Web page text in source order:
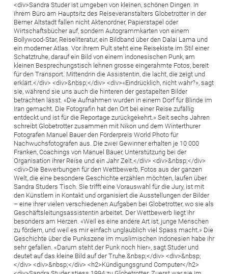
<div>Sandra Studer ist umgeben von kleinen, schönen Dingen. In
ihrem Büro am Hauptsitz des Reiseveranstalters Globetrotter in der
Berner Altstadt fallen nicht Aktenordner, Papierstapel oder
Wirtschaftsbücher auf, sondern Autogrammkarten von einem
Bollywood-Star, Reiseliteratur, ein Bildband über den Dalai Lama und
ein moderner Atlas. Vor ihrem Pult steht eine Reisekiste im Stil einer
Schatztruhe, darauf ein Bild von einem indonesischen Punk, am
kleinen Besprechungstisch lehnen grosse eingerahmte Fotos, bereit
für den Transport. Mittendrin die Assistentin, die lacht, die zeigt und
erklärt.</div> <div>&nbsp;</div> <div>«Eindrücklich, nicht wahr?», sagt
sie, während sie uns auch die hinteren der gestapelten Bilder
betrachten lässt. «Die Aufnahmen wurden in einem Dorf für Blinde im
Iran gemacht. Die Fotografin hat den Ort bei einer Reise zufällig
entdeckt und ist für die Reportage zurückgekehrt.» Seit sechs Jahren
schreibt Globetrotter zusammen mit Nikon und dem Winterthurer
Fotografen Manuel Bauer den Förderpreis World Photo für
Nachwuchsfotografen aus. Die zwei Gewinner erhalten je 10 000
Franken, Coachings von Manuel Bauer, Unterstützung bei der
Organisation ihrer Reise und ein Jahr Zeit.</div> <div>&nbsp;</div>
<div>Die Bewerbungen für den Wettbewerb, Fotos aus der ganzen
Welt, die eine besondere Geschichte erzählen möchten, laufen über
Sandra Studers Tisch. Sie trifft eine Vorauswahl für die Jury, ist mit
den Künstlern in Kontakt und organisiert die Ausstellungen der Bilder
– eine ihrer vielen verschiedenen Aufgaben bei Globetrotter, wo sie als
Geschäftsleitungsassistentin arbeitet. Der Wettbewerb liegt ihr
besonders am Herzen. «Weil es eine andere Art ist, junge Menschen
zu fördern, und weil es mir einfach unglaublich viel Spass macht.» Die
Geschichte über die Punkszene im muslimischen Indonesien habe ihr
sehr gefallen. «Darum steht der Punk noch hier», sagt Studer und
deutet auf das kleine Bild auf der Truhe.&nbsp;</div> <div>&nbsp;
</div> <div>&nbsp;</div> <h2>Kündigungsgrund Computer</h2>